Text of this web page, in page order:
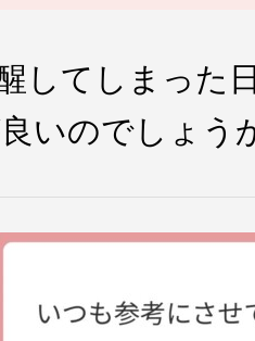
してしまった
いのでしょう